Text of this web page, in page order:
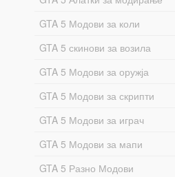
GTA 5 Модови за коли
GTA 5 скинови за возила
GTA 5 Модови за оружја
GTA 5 Модови за скрипти
GTA 5 Модови за играч
GTA 5 Модови за мапи
GTA 5 Разно Модови